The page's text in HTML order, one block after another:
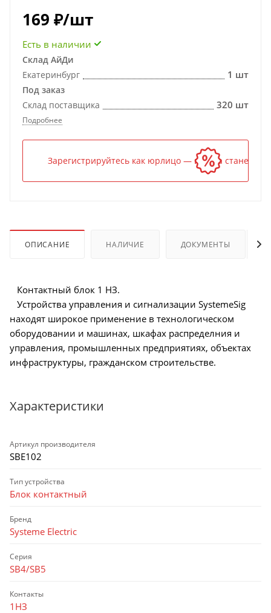
169 ₽/шт
Есть в наличии
Склад АйДи
Екатеринбург
1 шт
Под заказ
Склад поставщика
320 шт
Подробнее
Зарегистрируйтесь как юрлицо — и цена станет
ОПИСАНИЕ НАЛИЧИЕ ДОКУМЕНТЫ
Контактный блок 1 НЗ.
Устройства управления и сигнализации SystemeSig
находят широкое применение в технологическом
оборудовании и машинах, шкафах распределния и
управления, промышленных предприятиях, объектах
инфраструктуры, гражданском строительстве.
Характеристики
Артикул производителя
SBE102
Тип устройства
Блок контактный
Бренд
Systeme Electric
Серия
SB4/SB5
Контакты
1НЗ